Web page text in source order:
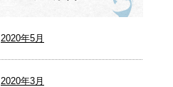
2020年5月
2020年3月